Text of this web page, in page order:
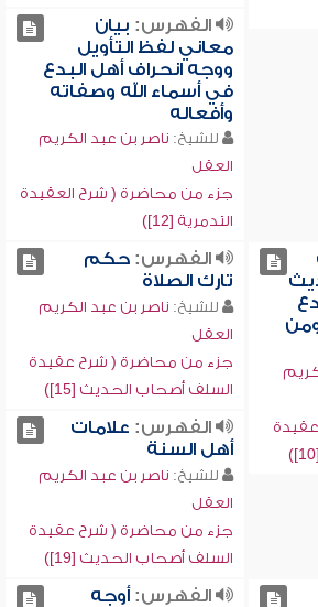
الفهرس: بيان
معاني لفظ التأويل
ووجه انحراف أهل البدع
في أسماء الله وصفاته
وأفعاله
للشيخ: ناصر بن عبد الكريم
العقل
جزء من محاضرة ( شرح العقيدة
التدمرية [12])
الفهرس:حكم
تارك الصلاة
للشيخ: ناصر بن عبد الكريم
العقل
جزء من محاضرة ( شرح عقيدة
السلف أصحاب الحديث [15])
الفهرس: علامات
أهل السنة
للشيخ: ناصر بن عبد الكريم
العقل
جزء من محاضرة ( شرح عقيدة
السلف أصحاب الحديث [19])
الفهرس:أوجه